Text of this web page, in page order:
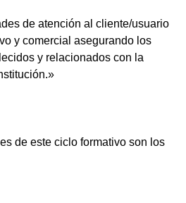
de atención al cliente/usuario
y comercial asegurando los
y relacionados con la
de este ciclo formativo son los